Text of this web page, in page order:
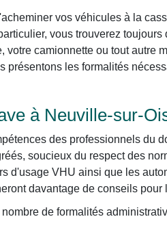
vos véhicules à la
vous trouverez
camionnette ou tout autre
présentons les formalités
à Neuville-sur-
des professionnels du
soucieux du respect des
d'usage VHU ainsi que les
davantage de conseils pour
de formalités